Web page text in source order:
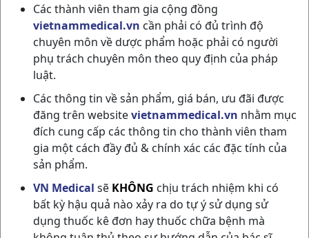
Các thành viên tham gia cộng đồng
vietnammedical.vn cần phải có đủ trình độ
chuyên môn về dược phẩm hoặc phải có người
phụ trách chuyên môn theo quy định của pháp
luật.
Các thông tin về sản phẩm, giá bán, ưu đãi được
đăng trên websitevietnammedical.vn nhằm mục
đích cung cấp các thông tin cho thành viên tham
gia một cách đầy đủ & chính xác các đặc tính của
sản phẩm.
VN Medical sẽ KHÔNG chịu trách nhiệm khi có
bất kỳ hậu quả nào xảy ra do tự ý sử dụng sử
dụng thuốc kê đơn hay thuốc chữa bệnh mà
CEFPODOXIM 200- HV H30VBF US
PHARMA USA